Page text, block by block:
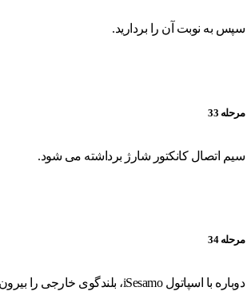
سپس به نوبت آن را بردارید.
مرحله 33
سیم اتصال کانکتور شارژ برداشته می شود.
مرحله 34
دوباره با اسپاتول iSesamo، بلندگوی خارجی را بیرون بیاورید.